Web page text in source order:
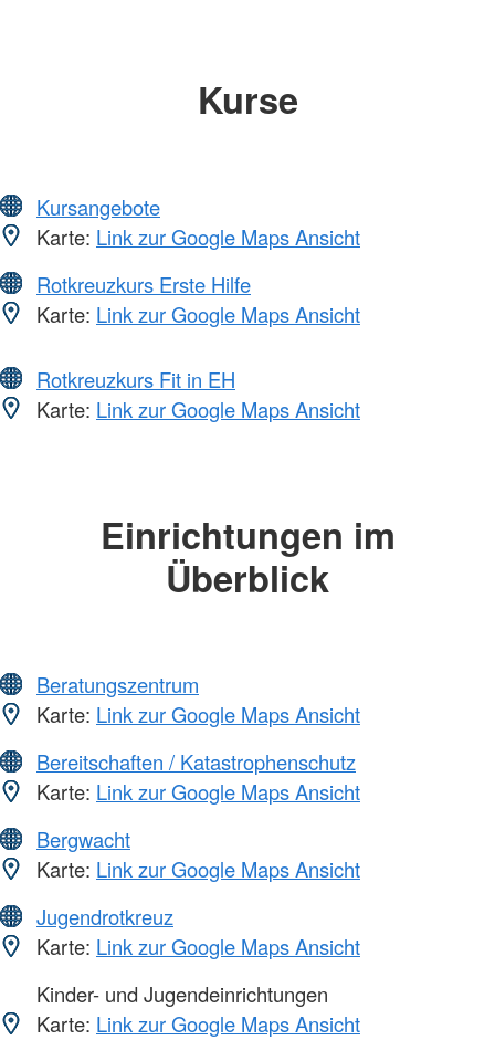
Kurse
Kursangebote
Karte: Link zur Google Maps Ansicht
Rotkreuzkurs Erste Hilfe
Karte: Link zur Google Maps Ansicht
Rotkreuzkurs Fit in EH
Karte: Link zur Google Maps Ansicht
Einrichtungen im
Überblick
Beratungszentrum
Karte: Link zur Google Maps Ansicht
Bereitschaften / Katastrophenschutz
Karte: Link zur Google Maps Ansicht
Bergwacht
Karte: Link zur Google Maps Ansicht
Jugendrotkreuz
Karte: Link zur Google Maps Ansicht
Kinder- und Jugendeinrichtungen
Karte: Link zur Google Maps Ansicht